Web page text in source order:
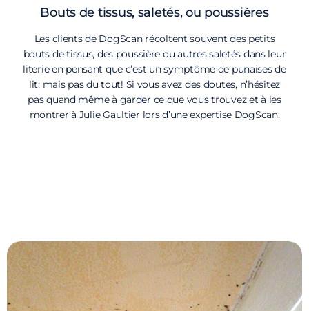
Bouts de tissus, saletés, ou poussières
Les clients de DogScan récoltent souvent des petits
bouts de tissus, des poussière ou autres saletés dans leur
literie en pensant que c’est un symptôme de punaises de
lit: mais pas du tout! Si vous avez des doutes, n’hésitez
pas quand même à garder ce que vous trouvez et à les
montrer à Julie Gaultier lors d’une expertise DogScan.